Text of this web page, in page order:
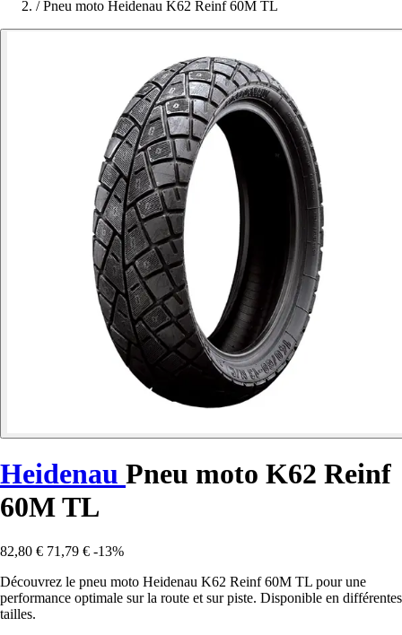
/ Pneu moto Heidenau K62 Reinf 60M TL
Heidenau Pneu moto K62 Reinf
60M TL
82,80 € 71,79 € -13%
Découvrez le pneu moto Heidenau K62 Reinf 60M TL pour une
performance optimale sur la route et sur piste. Disponible en différentes
tailles.